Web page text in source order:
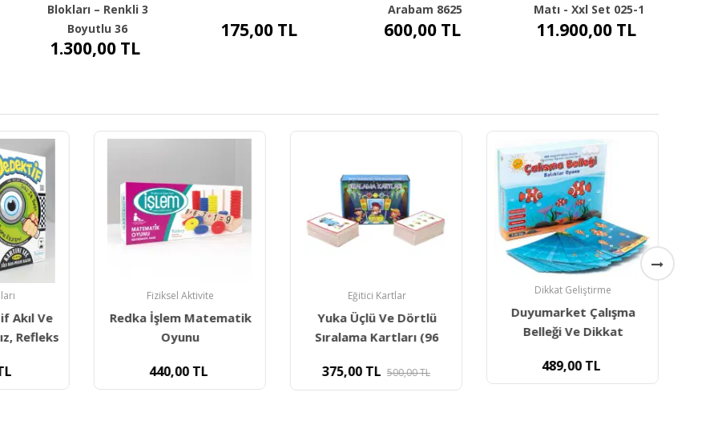
Blokları – Renkli 3
Boyutlu 36
1.300,00 TL
175,00 TL
Arabam 8625
600,00 TL
Matı - Xxl Set 025-1
11.900,00 TL
Akıl Ve
Refleks
Fiziksel Aktivite
Redka İşlem Matematik
Oyunu
440,00TL
Eğitici Kartlar
Yuka Üçlü Ve Dörtlü
Sıralama Kartları (96
375,00TL 500,00TL
Dikkat Geliştirme
Duyumarket Çalışma
Belleği Ve Dikkat
489,00TL